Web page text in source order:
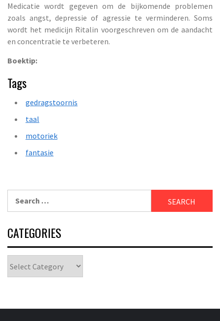
Medicatie wordt gegeven om de bijkomende problemen
zoals angst, depressie of agressie te verminderen. Soms
wordt het medicijn Ritalin voorgeschreven om de aandacht
en concentratie te verbeteren.
Boektip:
Tags
gedragstoornis
taal
motoriek
fantasie
CATEGORIES